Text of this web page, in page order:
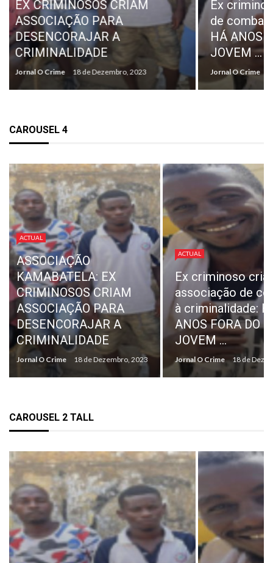
Ex criminoso cria associação
de combate à criminalidade:
HÁ ANOS FORA DO CRIME,
JOVEM ...
Jornal O Crime 18 de Dezembro, 2023 Jornal O Crime
CAROUSEL 4
ACTUAL
Ex criminoso cria
associação de combate
à criminalidade: HÁ
ANOS FORA DO CRIME,
JOVEM ...
Jornal O Crime 18 de Dezembro, 2023
ACTUAL
EX-
DA SONANGOL
CONFIRMAM
PAGAMENTO DE
Jornal O Crime 18 de
CAROUSEL 2 TALL